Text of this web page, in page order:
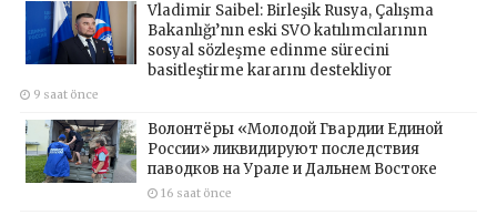
Vladimir Saibel: Birleşik Rusya, Çalışma
Bakanlığı’nın eski SVO katılımcılarının
sosyal sözleşme edinme sürecini
basitleştirme kararını destekliyor
9 saat önce
Волонтёры «Молодой Гвардии Единой
России» ликвидируют последствия
паводков на Урале и Дальнем Востоке
16 saat önce